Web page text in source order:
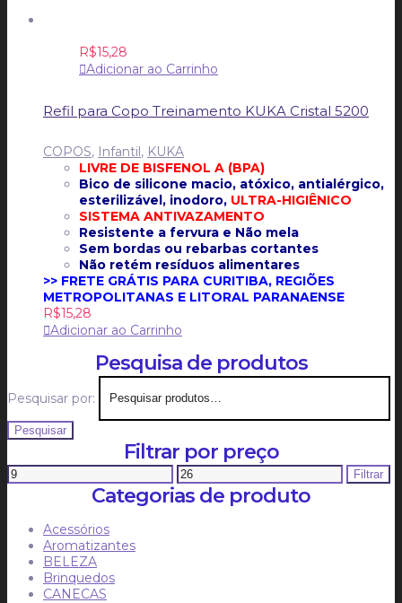
R$15,28
Adicionar ao Carrinho
Refil para Copo Treinamento KUKA Cristal 5200
COPOS, Infantil, KUKA
LIVRE DE BISFENOL A (BPA)
Bico de silicone macio, atóxico, antialérgico,
esterilizável, inodoro, ULTRA-HIGIÊNICO
SISTEMA ANTIVAZAMENTO
Resistente a fervura e Não mela
Sem bordas ou rebarbas cortantes
Não retém resíduos alimentares
>> FRETE GRÁTIS PARA CURITIBA, REGIÕES
METROPOLITANAS E LITORAL PARANAENSE
R$15,28
Adicionar ao Carrinho
Pesquisa de produtos
Pesquisar por:
Pesquisar
Filtrar por preço
Filtrar
Categorias de produto
Acessórios
Aromatizantes
BELEZA
Brinquedos
CANECAS